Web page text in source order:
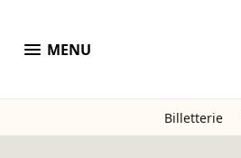
menu MENU
Billetterie